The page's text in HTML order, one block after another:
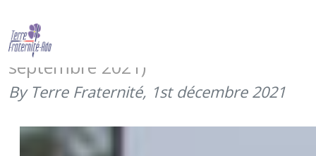
Saint Gabriel toujours… merci aux
cyclistes du CFIM de Dieuze ! (28
septembre 2021)
By Terre Fraternité, 1st décembre 2021